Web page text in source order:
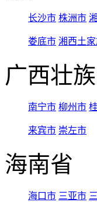
长沙市 株洲市
娄底市 湘西土
广西壮
南宁市 柳州市
来宾市 崇左市
海南省
海口市 三亚市